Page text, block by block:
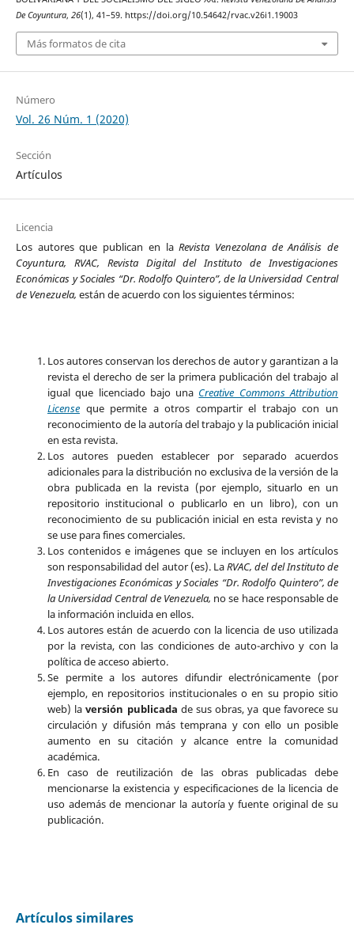
De Coyuntura, 26(1), 41–59. https://doi.org/10.54642/rvac.v26i1.19003
Más formatos de cita
Número
Vol. 26 Núm. 1 (2020)
Sección
Artículos
Licencia
Los autores que publican en laRevista Venezolana de Análisis de
Coyuntura, RVAC, Revista Digital del Instituto de Investigaciones
Económicas y Sociales “Dr. Rodolfo Quintero”, de la Universidad Central
de Venezuela, están de acuerdo con los siguientes términos:
Los autores conservan los derechos de autor y garantizan a la
revista el derecho de ser la primera publicación del trabajo al
igual que licenciado bajo una Creative Commons Attribution
Licenseque permite a otros compartir el trabajo con un
reconocimiento de la autoría del trabajo y la publicación inicial
en esta revista.
Los autores pueden establecer por separado acuerdos
adicionales para la distribución no exclusiva de la versión de la
obra publicada en la revista (por ejemplo, situarlo en un
repositorio institucional o publicarlo en un libro), con un
reconocimiento de su publicación inicial en esta revista y no
se use para fines comerciales.
Los contenidos e imágenes que se incluyen en los artículos
son responsabilidad del autor (es). LaRVAC, del del Instituto de
Investigaciones Económicas y Sociales “Dr. Rodolfo Quintero”, de
la Universidad Central de Venezuela, no se hace responsable de
la información incluida en ellos.
Los autores están de acuerdo con la licencia de uso utilizada
por la revista, con las condiciones de auto-archivo y con la
política de acceso abierto.
Se permite a los autores difundir electrónicamente (por
ejemplo, en repositorios institucionales o en su propio sitio
web) laversión publicada de sus obras, ya que favorece su
circulación y difusión más temprana y con ello un posible
aumento en su citación y alcance entre la comunidad
académica.
En caso de reutilización de las obras publicadas debe
mencionarse la existencia y especificaciones de la licencia de
uso además de mencionar la autoría y fuente original de su
publicación.
Artículos similares